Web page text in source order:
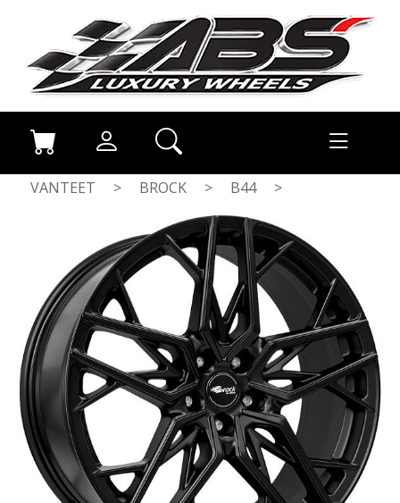
VANTEET > BROCK > B44
>